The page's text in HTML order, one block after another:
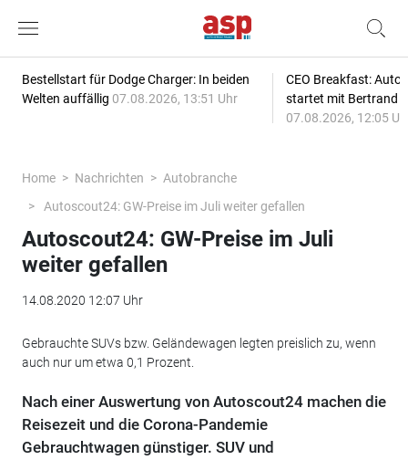
Bestellstart für Dodge Charger: In beiden
Welten auffällig 07.08.2026, 13:51 Uhr
CEO Breakfast:
startet mit Bertrand
07.08.2026, 12:05
Home Nachrichten
Autobranche
Autoscout24: GW-Preise im Juli weiter gefallen
Autoscout24: GW-Preise im Juli
weiter gefallen
14.08.2020 12:07 Uhr
Gebrauchte SUVs bzw. Geländewagen legten preislich zu, wenn
auch nur um etwa 0,1 Prozent.
Nach einer Auswertung von Autoscout24 machen die
Reisezeit und die Corona-Pandemie
Gebrauchtwagen günstiger. SUV und